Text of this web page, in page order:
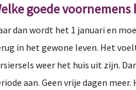
goede voornemens
dan wordt het 1 januari en
in het gewone leven. Het
weer het huis uit zijn.
aan. Geen vrije dagen